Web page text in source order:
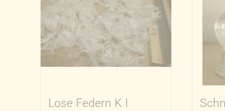
Lose Federn K I